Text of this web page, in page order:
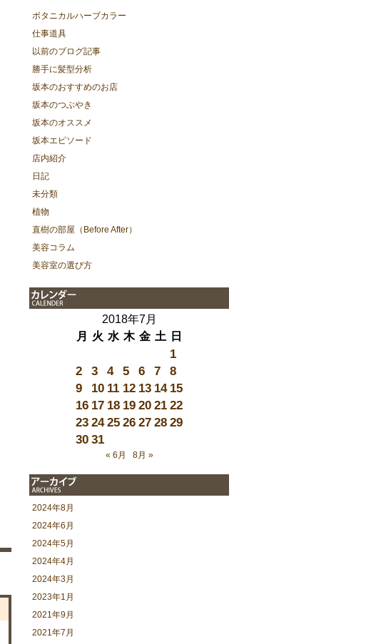
ボタニカルハーブカラー
仕事道具
以前のブログ記事
勝手に髪型分析
坂本のおすすめのお店
坂本のつぶやき
坂本のオススメ
坂本エピソード
店内紹介
日記
未分類
植物
直樹の部屋（Before After）
美容コラム
美容室の選び方
2018年7月
月
火 水 木 金 土 日
1
2
3 4 5 6 7
8
9
10 11 12 13 14 15
16 17 18 19 20 21 22
23 24 25 26 27 28 29
30 31
« 6月 8月 »
2024年8月
2024年6月
2024年5月
2024年4月
2024年3月
2023年1月
2021年9月
2021年7月